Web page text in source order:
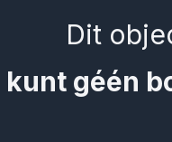
Dit
kunt géén